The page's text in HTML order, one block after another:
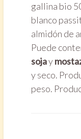
gallina bio
blanco
almidón de
Puede
sojay
y seco.
peso.